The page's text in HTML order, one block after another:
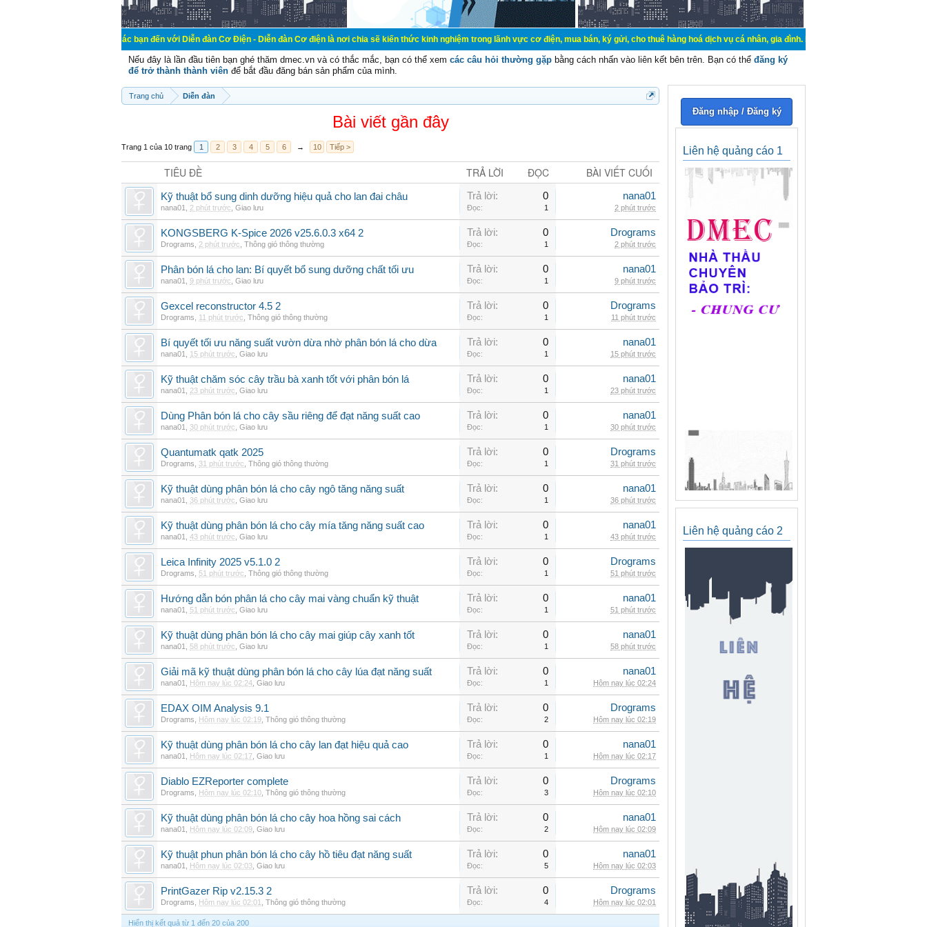
Chào mừng các bạn đến với Diễn đàn Cơ Điện - Diễn đàn Cơ điện là nơi chia sẽ kiến thức kinh nghiệm trong lãnh vực cơ điện, mua bán, ký gửi, cho thuê hàng hoá dịch vụ cá nhân, gia đình. Mua bán, ký gửi, cho thuê thiết bị hệ
Nếu đây là lần đầu tiên bạn ghé thăm dmec.vn và có thắc mắc, bạn có thể xem các câu hỏi thường gặp bằng cách nhấn vào liên kết bên trên. Bạn có thể đăng ký
để trở thành thành viên để bắt đầu đăng bán sản phẩm của mình.
Trang chủ Diễn đàn
Bài viết gần đây
Trang 1 của 10 trang 1 2 3 4 5 6 → 10 Tiếp >
TIÊU ĐỀ TRẢ LỜI ĐỌC BÀI VIẾT CUỐI
Kỹ thuật bổ sung dinh dưỡng hiệu quả cho lan đai châu
nana01 2 phút trước Giao lưu
Trả lời: 0
Đọc: 1
nana01
2 phút trước
KONGSBERG K-Spice 2026 v25.6.0.3 x64 2
Drograms 2 phút trước Thông gió thông thường
Trả lời: 0
Đọc: 1
Drograms
2 phút trước
Phân bón lá cho lan: Bí quyết bổ sung dưỡng chất tối ưu
nana01 9 phút trước Giao lưu
Trả lời: 0
Đọc: 1
nana01
9 phút trước
Gexcel reconstructor 4.5 2
Drograms 11 phút trước Thông gió thông thường
Trả lời: 0
Đọc: 1
Drograms
11 phút trước
Bí quyết tối ưu năng suất vườn dừa nhờ phân bón lá cho dừa
nana01 15 phút trước Giao lưu
Trả lời: 0
Đọc: 1
nana01
15 phút trước
Kỹ thuật chăm sóc cây trầu bà xanh tốt với phân bón lá
nana01 23 phút trước Giao lưu
Trả lời: 0
Đọc: 1
nana01
23 phút trước
Dùng Phân bón lá cho cây sầu riêng để đạt năng suất cao
nana01 30 phút trước Giao lưu
Trả lời: 0
Đọc: 1
nana01
30 phút trước
Quantumatk qatk 2025
Drograms 31 phút trước Thông gió thông thường
Trả lời: 0
Đọc: 1
Drograms
31 phút trước
Kỹ thuật dùng phân bón lá cho cây ngô tăng năng suất
nana01 36 phút trước Giao lưu
Trả lời: 0
Đọc: 1
nana01
36 phút trước
Kỹ thuật dùng phân bón lá cho cây mía tăng năng suất cao
nana01 43 phút trước Giao lưu
Trả lời: 0
Đọc: 1
nana01
43 phút trước
Leica Infinity 2025 v5.1.0 2
Drograms 51 phút trước Thông gió thông thường
Trả lời: 0
Đọc: 1
Drograms
51 phút trước
Hướng dẫn bón phân lá cho cây mai vàng chuẩn kỹ thuật
nana01 51 phút trước Giao lưu
Trả lời: 0
Đọc: 1
nana01
51 phút trước
Kỹ thuật dùng phân bón lá cho cây mai giúp cây xanh tốt
nana01 58 phút trước Giao lưu
Trả lời: 0
Đọc: 1
nana01
58 phút trước
Giải mã kỹ thuật dùng phân bón lá cho cây lúa đạt năng suất
nana01 Hôm nay lúc 02:24 Giao lưu
Trả lời: 0
Đọc: 1
nana01
Hôm nay lúc 02:24
EDAX OIM Analysis 9.1
Drograms Hôm nay lúc 02:19 Thông gió thông thường
Trả lời: 0
Đọc: 2
Drograms
Hôm nay lúc 02:19
Kỹ thuật dùng phân bón lá cho cây lan đạt hiệu quả cao
nana01 Hôm nay lúc 02:17 Giao lưu
Trả lời: 0
Đọc: 1
nana01
Hôm nay lúc 02:17
Diablo EZReporter complete
Drograms Hôm nay lúc 02:10 Thông gió thông thường
Trả lời: 0
Đọc: 3
Drograms
Hôm nay lúc 02:10
Kỹ thuật dùng phân bón lá cho cây hoa hồng sai cách
nana01 Hôm nay lúc 02:09 Giao lưu
Trả lời: 0
Đọc: 2
nana01
Hôm nay lúc 02:09
Kỹ thuật phun phân bón lá cho cây hồ tiêu đạt năng suất
nana01 Hôm nay lúc 02:03 Giao lưu
Trả lời: 0
Đọc: 5
nana01
Hôm nay lúc 02:03
PrintGazer Rip v2.15.3 2
Drograms Hôm nay lúc 02:01 Thông gió thông thường
Trả lời: 0
Đọc: 4
Drograms
Hôm nay lúc 02:01
Hiển thị kết quả từ 1 đến 20 của 200
Đăng nhập / Đăng ký
Liên hệ quảng cáo 1
Liên hệ quảng cáo 2